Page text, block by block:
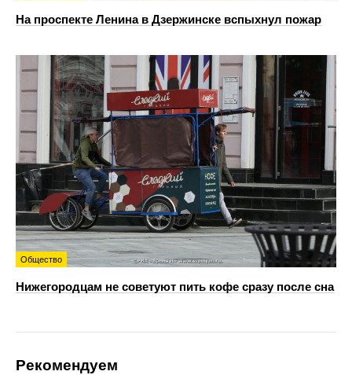
На проспекте Ленина в Дзержинске вспыхнул пожар
Общество
Нижегородцам не советуют пить кофе сразу после сна
Рекомендуем